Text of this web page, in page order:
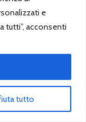
e
tutti”, acconsenti
tutto
Calcio ® è un
sulle principali
di 18 anni.